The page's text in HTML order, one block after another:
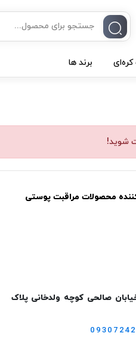
برند ها
شوید!
محصولات مراقبت پوستی
صالحی کوچه ولدخانی پلاک